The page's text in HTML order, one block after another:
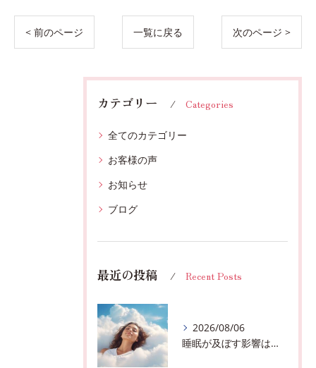
< 前のページ 一覧に戻る 次のページ >
カテゴリー Categories
全てのカテゴリー
お客様の声
お知らせ
ブログ
最近の投稿 Recent Posts
2026/08/06
睡眠が及ぼす影響は？千葉市おすすめメニュー全身リンパマッサージで全身スッキリ♪